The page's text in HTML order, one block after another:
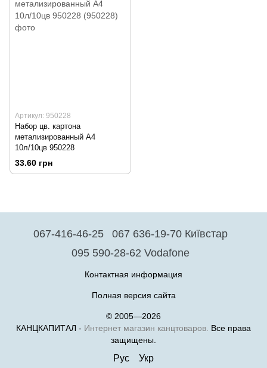
Артикул: 950228
Набор цв. картона
метализированный А4
10л/10цв 950228
33.60 грн
067-416-46-25
067 636-19-70 Київстар
095 590-28-62 Vodafone
Контактная информация
Полная версия сайта
© 2005—2026
КАНЦКАПИТАЛ - Интернет магазин канцтоваров. Все права
защищены.
Рус Укр